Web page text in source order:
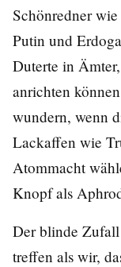
Schönredner
Putin und
Duterte in
anrichten
wundern, wenn
Lackaffen wie
Atommacht
Knopf als
Der blinde Zufall
treffen als wir,